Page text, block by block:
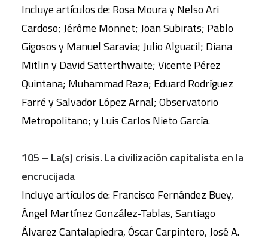
Incluye artículos de: Rosa Moura y Nelso Ari
Cardoso; Jérôme Monnet; Joan Subirats; Pablo
Gigosos y Manuel Saravia; Julio Alguacil; Diana
Mitlin y David Satterthwaite; Vicente Pérez
Quintana; Muhammad Raza; Eduard Rodríguez
Farré y Salvador López Arnal; Observatorio
Metropolitano; y Luis Carlos Nieto García.
105 – La(s) crisis. La civilización capitalista en la
encrucijada
Incluye artículos de: Francisco Fernández Buey,
Ángel Martínez González-Tablas, Santiago
Álvarez Cantalapiedra, Óscar Carpintero, José A.